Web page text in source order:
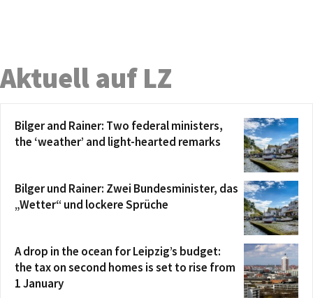
Aktuell auf LZ
Bilger and Rainer: Two federal ministers,
the ‘weather’ and light-hearted remarks
Bilger und Rainer: Zwei Bundesminister, das
„Wetter“ und lockere Sprüche
A drop in the ocean for Leipzig’s budget:
the tax on second homes is set to rise from
1 January